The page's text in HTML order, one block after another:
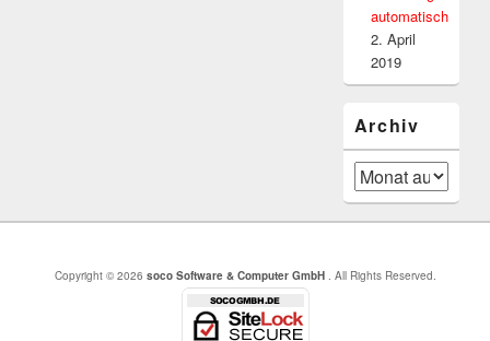
automatisch
2. April
2019
Archiv
Archiv
Copyright © 2026 soco Software & Computer GmbH . All Rights Reserved.